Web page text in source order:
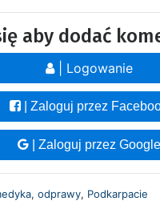
aby dodać
| Logowanie
| Zaloguj przez
| Zaloguj przez Google
, odprawy, Podkarpacie